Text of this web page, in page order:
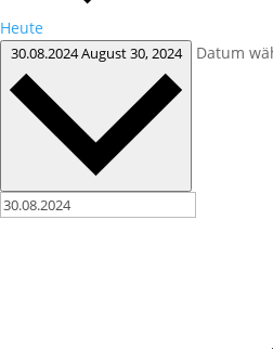
Heute
30.08.2024August 30, 2024 Datum